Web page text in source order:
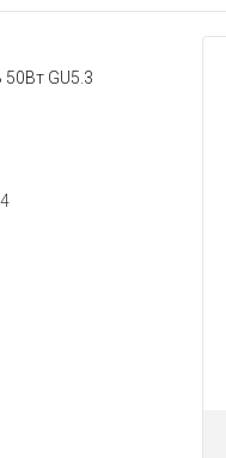
GU5.3